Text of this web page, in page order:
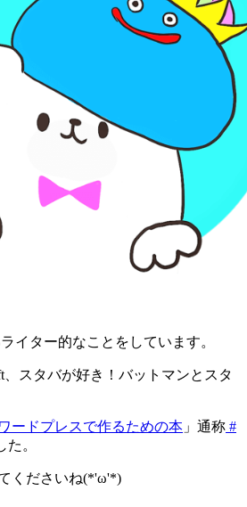
イター的なことをしています。
、スタバが好き！バットマンとスタ
ードプレスで作るための本 」通称 #
。
くださいね(*'ω'*)